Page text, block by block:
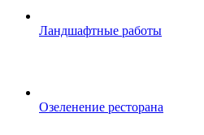
Ландшафтные работы
Озеленение ресторана